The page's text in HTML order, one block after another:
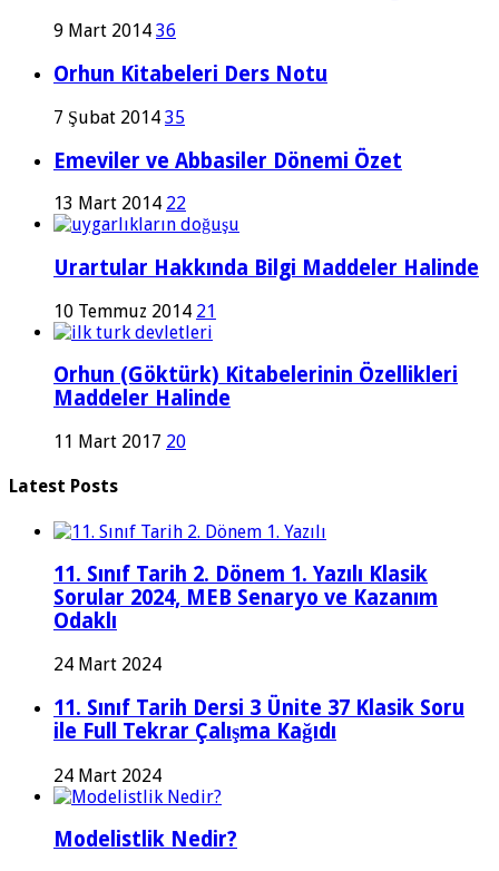
9 Mart 2014 36
Orhun Kitabeleri Ders Notu
7 Şubat 2014 35
Emeviler ve Abbasiler Dönemi Özet
13 Mart 2014 22
Urartular Hakkında Bilgi Maddeler Halinde
10 Temmuz 2014 21
Orhun (Göktürk) Kitabelerinin Özellikleri
Maddeler Halinde
11 Mart 2017 20
Latest Posts
11. Sınıf Tarih 2. Dönem 1. Yazılı Klasik
Sorular 2024, MEB Senaryo ve Kazanım
Odaklı
24 Mart 2024
11. Sınıf Tarih Dersi 3 Ünite 37 Klasik Soru
ile Full Tekrar Çalışma Kağıdı
24 Mart 2024
Modelistlik Nedir?